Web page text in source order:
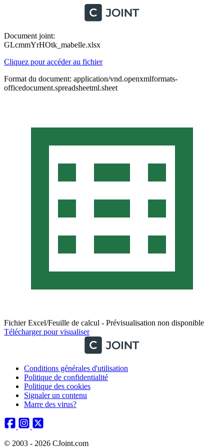
Document joint:
GLcmmYrHOtk_mabelle.xlsx
Cliquez pour accéder au fichier
Format du document: application/vnd.openxmlformats-
officedocument.spreadsheetml.sheet
Fichier Excel/Feuille de calcul - Prévisualisation non disponible
Télécharger pour visualiser
Conditions générales d'utilisation
Politique de confidentialité
Politique des cookies
Signaler un contenu
Marre des virus?
© 2003 - 2026 CJoint.com